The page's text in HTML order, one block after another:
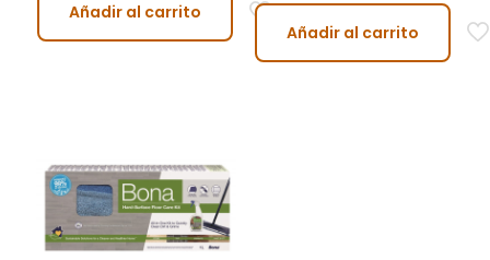
Correo
electrónico*
Guarda mi nombre, correo electrónico y web en
este navegador para la próxima vez que comente.
Añadir al carrito
Añadir al carrito